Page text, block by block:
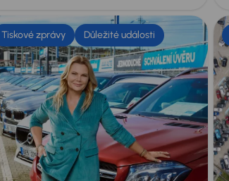
autě, a to zdaleka nejen pro malé dítě
či psa. Co přesně hrozí a co proti
tomu dělat?
Tiskové zprávy Důležité události